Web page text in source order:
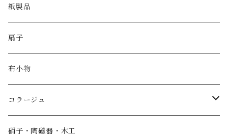
紙製品
扇子
布小物
コラージュ
香箱
硝子・陶磁器・木工